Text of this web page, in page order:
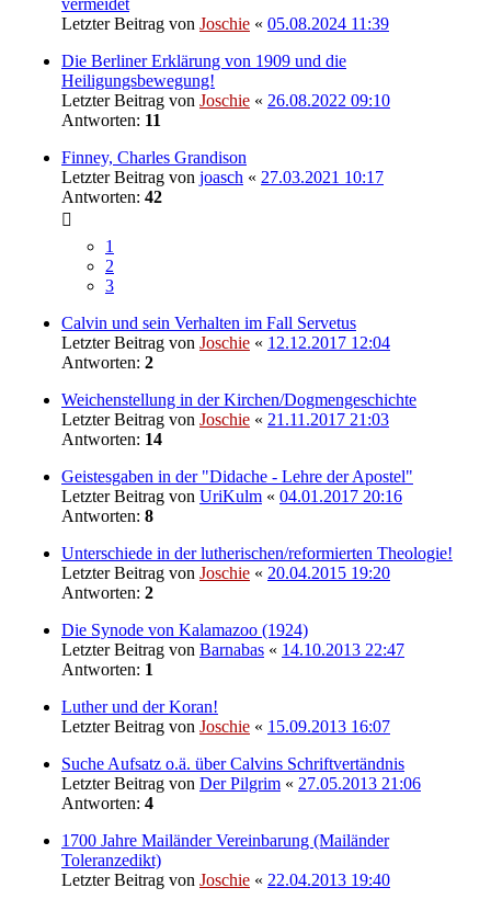
Letzter Beitrag von Joschie « 05.08.2024 11:39
Die Berliner Erklärung von 1909 und die
Heiligungsbewegung!
Letzter Beitrag von Joschie « 26.08.2022 09:10
Antworten: 11
Finney, Charles Grandison
Letzter Beitrag von joasch « 27.03.2021 10:17
Antworten: 42
1
2
3
Calvin und sein Verhalten im Fall Servetus
Letzter Beitrag von Joschie « 12.12.2017 12:04
Antworten: 2
Weichenstellung in der Kirchen/Dogmengeschichte
Letzter Beitrag von Joschie « 21.11.2017 21:03
Antworten: 14
Geistesgaben in der "Didache - Lehre der Apostel"
Letzter Beitrag von UriKulm « 04.01.2017 20:16
Antworten: 8
Unterschiede in der lutherischen/reformierten Theologie!
Letzter Beitrag von Joschie « 20.04.2015 19:20
Antworten: 2
Die Synode von Kalamazoo (1924)
Letzter Beitrag von Barnabas « 14.10.2013 22:47
Antworten: 1
Luther und der Koran!
Letzter Beitrag von Joschie « 15.09.2013 16:07
Suche Aufsatz o.ä. über Calvins Schriftvertändnis
Letzter Beitrag von Der Pilgrim « 27.05.2013 21:06
Antworten: 4
1700 Jahre Mailänder Vereinbarung (Mailänder
Toleranzedikt)
Letzter Beitrag von Joschie « 22.04.2013 19:40